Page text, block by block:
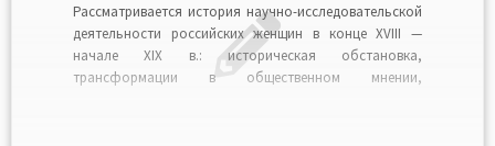
Рассматривается история научно-исследовательской
деятельности российских женщин в конце XVIII —
начале XIX в.: историческая обстановка,
трансформации в общественном мнении,